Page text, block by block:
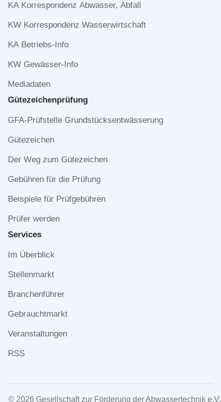
KA Korrespondenz Abwasser, Abfall
KW Korrespondenz Wasserwirtschaft
KA Betriebs-Info
KW Gewässer-Info
Mediadaten
Gütezeichen­prüfung
Navigation
GFA-Prüfstelle Grundstücksentwässerung
Gütezeichen
Der Weg zum Gütezeichen
Gebühren für die Prüfung
Beispiele für Prüfgebühren
Prüfer werden
Services
Navigation
Im Überblick
Stellenmarkt
Branchenführer
Gebrauchtmarkt
Veranstaltungen
RSS
© 2026 Gesellschaft zur Förderung der Abwassertechnik e.V.